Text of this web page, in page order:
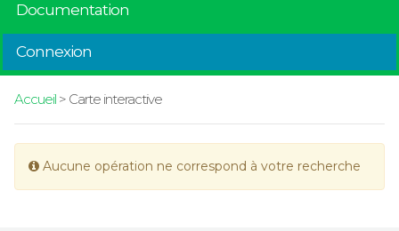
Documentation
Connexion
Accueil> Carte interactive
Aucune opération ne correspond à votre recherche